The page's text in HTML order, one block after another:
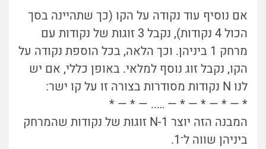
אם נוסיף עוד נקודה על הקו (כך שתהיינה בסך
הכול 4 נקודות), נקבל 3 זוגות של נקודות עם
מרחק 1 ביניהן. וכך הלאה, בכל הוספת נקודה על
הקו, נקבל זוג נוסף למלאי. באופן כללי, אם יש
לנו N נקודות מסודרות בצורה זו על קו ישר:
* — * — * — * — ….. — * — *
המבנה הזה יוצר N-1 זוגות של נקודות שהמרחק
ביניהן שווה ל־1.